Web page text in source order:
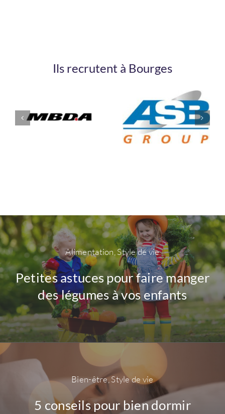
Ils recrutent à Bourges
Alimentation Style de vie
Petites astuces pour faire manger
des légumes à vos enfants
Bien-être,Style de vie
5 conseils pour bien dormir